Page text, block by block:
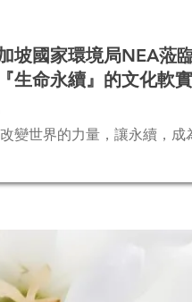
坡國家環境局NEA蒞
生命永續』的文化軟實
變世界的力量，讓永續，成